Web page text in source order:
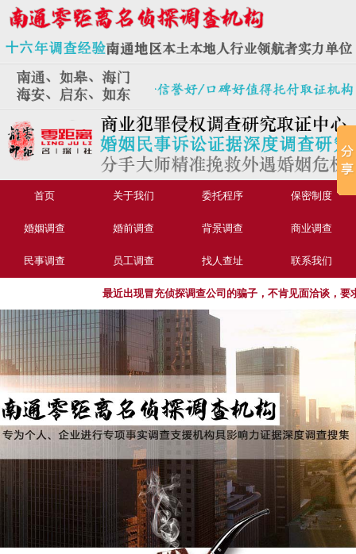
首页 关于我们 委托程序 保密制度
婚姻调查 婚前调查 背景调查 商业调查
民事调查 员工调查 找人查址 联系我们
最近出现冒充侦探调查公司的骗子，不肯见面洽谈，要求